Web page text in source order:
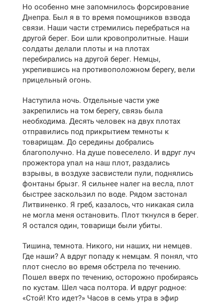
Но особенно мне запомнилось форсирование
Днепра. Был я в то время помощников взвода
связи. Наши части стремились перебраться на
другой берег. Бои шли кровопролитные. Наши
солдаты делали плоты и на плотах
перебирались на другой берег. Немцы,
укрепившись на противоположном берегу, вели
прицельный огонь.
Наступила ночь. Отдельные части уже
закрепились на том берегу, связь была
необходима. Десять человек на двух плотах
отправились под прикрытием темноты к
товарищам. До середины добрались
благополучно. На душе повеселело. И вдруг луч
прожектора упал на наш плот, раздались
взрывы, в воздухе засвистели пули, поднялись
фонтаны брызг. Я сильнее налег на весла, плот
быстрее заскользил по воде. Рядом застонал
Литвиненко. Я греб, казалось, что никакая сила
не могла меня остановить. Плот ткнулся в берег.
Я остался один, товарищи были убиты.
Тишина, темнота. Никого, ни наших, ни немцев.
Где наши? А вдруг попаду к немцам. Я понял, что
плот снесло во время обстрела по течению.
Пошел вверх по течению, осторожно пробираясь
по кустам. Шел часа полтора. И вдруг родное:
«Стой! Кто идет?» Часов в семь утра в эфир